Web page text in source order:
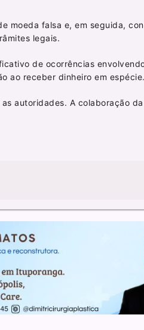
moeda falsa e, em seguida,
legais.
de ocorrências
ao receber dinheiro em espécie.
autoridades. A colaboração